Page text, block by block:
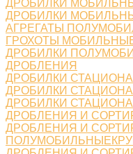
ДРОБИЛКИ
ДРОБИЛКИ
АГРЕГАТЫ
ГРОХОТЫ
ДРОБИЛКИ
ДРОБЛЕНИЯ
ДРОБИЛКИ
ДРОБИЛКИ
ДРОБИЛКИ
ДРОБЛЕНИЯ И
ДРОБЛЕНИЯ И